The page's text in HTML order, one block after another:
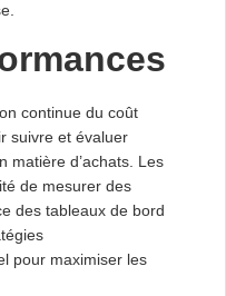
continue du coût
suivre et évaluer
matière d’achats. Les
de mesurer des
des tableaux de bord
pour maximiser les